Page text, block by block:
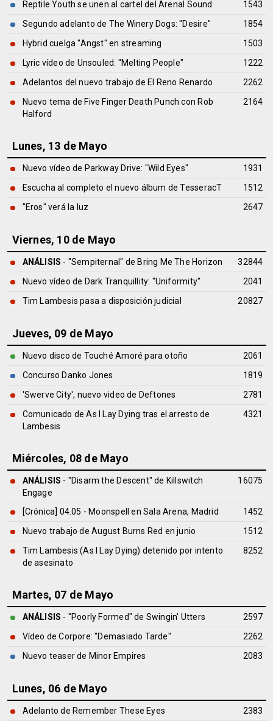
Reptile Youth se unen al cartel del Arenal Sound
1543
Segundo adelanto de The Winery Dogs: "Desire"
1854
Hybrid cuelga "Angst" en streaming
1503
Lyric vídeo de Unsouled: "Melting People"
1222
Adelantos del nuevo trabajo de El Reno Renardo
2262
Nuevo tema de Five Finger Death Punch con Rob
Halford
2164
Lunes, 13 de Mayo
Nuevo vídeo de Parkway Drive: "Wild Eyes"
1931
Escucha al completo el nuevo álbum de TesseracT
1512
"Eros" verá la luz
2647
Viernes, 10 de Mayo
ANÁLISIS - "Sempiternal" de Bring Me The Horizon
32844
Nuevo vídeo de Dark Tranquillity: "Uniformity"
2041
Tim Lambesis pasa a disposición judicial
20827
Jueves, 09 de Mayo
Nuevo disco de Touché Amoré para otoño
2061
Concurso Danko Jones
1819
'Swerve City', nuevo video de Deftones
2781
Comunicado de As I Lay Dying tras el arresto de
Lambesis
4321
Miércoles, 08 de Mayo
ANÁLISIS - "Disarm the Descent" de Killswitch
Engage
16075
[Crónica] 04.05 - Moonspell en Sala Arena, Madrid
1452
Nuevo trabajo de August Burns Red en junio
1512
Tim Lambesis (As I Lay Dying) detenido por intento
de asesinato
8252
Martes, 07 de Mayo
ANÁLISIS - "Poorly Formed" de Swingin' Utters
2597
Vídeo de Corpore: "Demasiado Tarde"
2262
Nuevo teaser de Minor Empires
2083
Lunes, 06 de Mayo
Adelanto de Remember These Eyes
2383